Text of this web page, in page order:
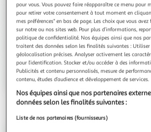
Comment utiliser ma cagnotte pour
Décagnotter ?
Quel est le solde de ma cagnotte
Quels sont les avantages proposés
de fidélité Auchan ?
pour vous. Vous pouvez faire réapparaître ce menu pour
pour retirer votre consentement à tout moment en
mes préférences" en bas de page. Les choix que vous
sur notre ou nos sites web. Pour plus d’informations,
politique de confidentialité. Nos équipes ainsi que nos
traitent des données selon les finalités suivantes : Utiliser
géolocalisation précises. Analyser activement les
pour l’identification. Stocker et/ou accéder à des
Publicités et contenu personnalisés, mesure de
contenu, études d’audience et développement de services.
Nos équipes ainsi que nos partenaires
données selon les finalités suivantes :
Liste de nos partenaires (fournisseurs)